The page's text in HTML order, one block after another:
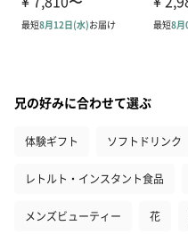
兄の好みに合わせて選ぶ
体験ギフト ソフトドリンク
レトルト・インスタント食品
メンズビューティー 花